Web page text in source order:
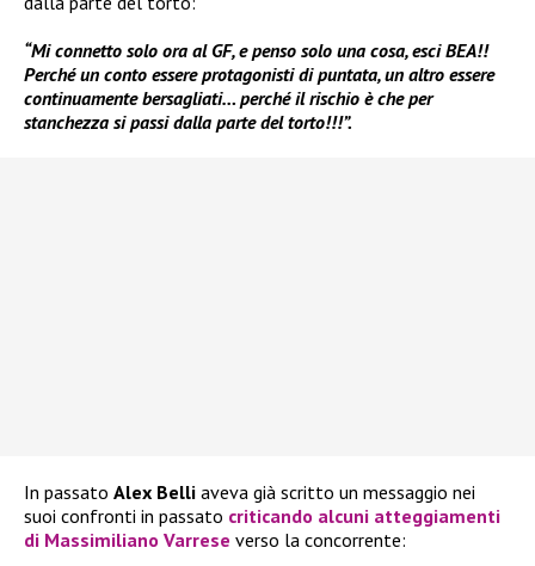
“Mi connetto solo ora al GF, e penso solo una cosa, esci BEA!!
Perché un conto essere protagonisti di puntata, un altro essere
continuamente bersagliati… perché il rischio è che per
stanchezza si passi dalla parte del torto!!!”.
In passato Alex Belli aveva già scritto un messaggio nei
suoi confronti in passato criticando alcuni atteggiamenti
di Massimiliano Varrese verso la concorrente: